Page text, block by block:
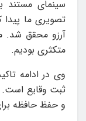
سینمای
تصویری ما
آرزو ‌محقق شد.
متکثری بودیم.
وی در ادامه
ثبت وقایع است.
و حفظ حافظه